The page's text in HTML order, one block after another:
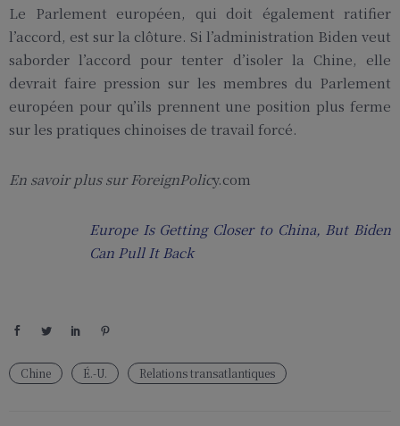
Le Parlement européen, qui doit également ratifier
l’accord, est sur la clôture. Si l’administration Biden veut
saborder l’accord pour tenter d’isoler la Chine, elle
devrait faire pression sur les membres du Parlement
européen pour qu’ils prennent une position plus ferme
sur les pratiques chinoises de travail forcé.
En savoir plus sur ForeignPolicy.com
Europe Is Getting Closer to China, But Biden
Can Pull It Back
Chine É.-U. Relations transatlantiques